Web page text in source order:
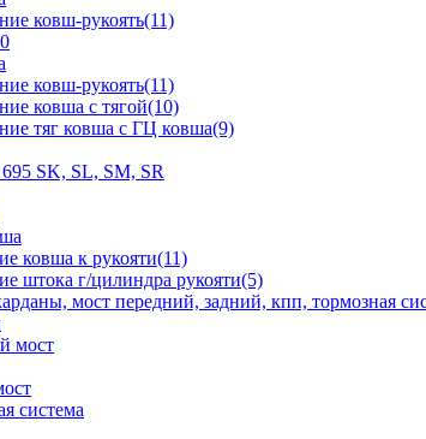
ковш-рукоять(11)
ковш-рукоять(11)
ковша с тягой(10)
тяг ковша с ГЦ ковша(9)
SK, SL, SM, SR
ковша к рукояти(11)
штока г/цилиндра рукояти(5)
мост передний, задний, кпп, тормозная
мост
система